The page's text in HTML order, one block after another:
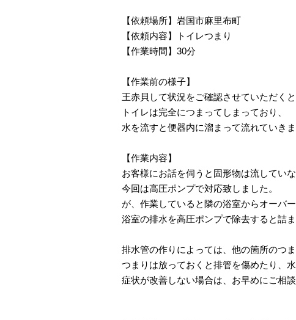
【依頼場所】岩国市麻里布町
【依頼内容】トイレつまり
【作業時間】30分
【作業前の様子】
王赤貝して状況をご確認させていただくと
トイレは完全につまってしまっており、
水を流すと便器内に溜まって流れていきま
【作業内容】
お客様にお話を伺うと固形物は流してい
今回は高圧ポンプで対応致しました。
が、作業していると隣の浴室からオーバー
浴室の排水を高圧ポンプで除去すると詰
排水管の作りによっては、他の箇所のつ
つまりは放っておくと排管を傷めたり、
症状が改善しない場合は、お早めにご相談